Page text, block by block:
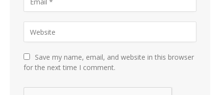
Save my name, email, and website in this browser
for the next time I comment.